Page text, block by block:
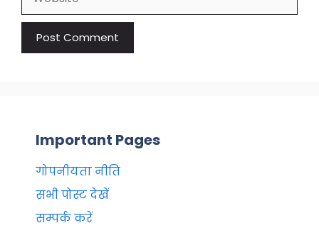
Important Pages
गोपनीयता नीति
सभी पोस्ट देखें
सम्पर्क करें